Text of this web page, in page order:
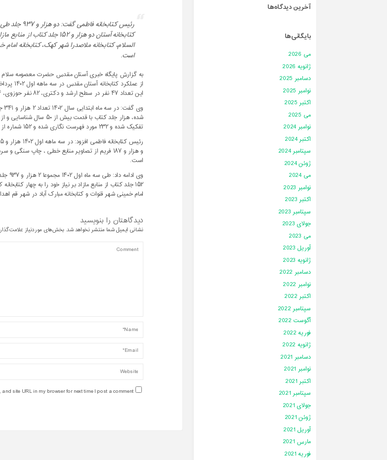
کتابخانه آستان دو هزار و ۱۵۲
السلام، کتابخانه ملاصدرا شهر کهک، کتابخانه
است.
به گزارش پایگاه خبری آستان مقدس حضرت معصومه سلام
این تعداد ۴۷ نفر در سطح ارشد و دکتری، ۸۲ نفر حوزوی، ۶۲۴ نفر دانشجو و مابقی کنکوری بوده اند.
تفکیک شده و ۲۳۲ مورد فهرست نگاری شده و ۱۵۲ شماره از مطبوعات در نرم افزار وارد شده است.
و هزار و ۱۸۷ فریم از تصاویر منابع خطی ، چاپ
است.
۱۵۲ جلد کتاب از منابع مازاد بر نیاز خود را به چهار
امام خمینی شهر قنوات و کتابخانه مبارک آباد در شهر قم
دیدگاهتان را بنویسید
نشانی ایمیل شما منتشر نخواهد شد. بخش‌های موردنیاز
site URL in my browser for next time I post a comment.
آخرین دیدگاه‌ها
بایگانی‌ها
می 2026
ژانویه 2026
دسامبر 2025
نوامبر 2025
اکتبر 2025
می 2025
نوامبر 2024
اکتبر 2024
سپتامبر 2024
ژوئن 2024
می 2024
نوامبر 2023
اکتبر 2023
سپتامبر 2023
جولای 2023
می 2023
آوریل 2023
ژانویه 2023
دسامبر 2022
نوامبر 2022
اکتبر 2022
سپتامبر 2022
آگوست 2022
فوریه 2022
ژانویه 2022
دسامبر 2021
نوامبر 2021
اکتبر 2021
سپتامبر 2021
جولای 2021
ژوئن 2021
آوریل 2021
مارس 2021
فوریه 2021